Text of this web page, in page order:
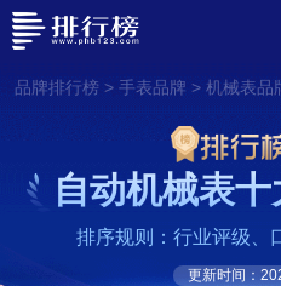
品牌排行榜> 手表品牌 > 机械表品
自动机械表
排序规则：行业评级、
更新时间：